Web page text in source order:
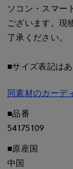
ao
157
ソコン・スマー
ございます。現
了承ください。
■サイズ表記は
同素材のカーデ
■品番
54175109
■原産国
中国